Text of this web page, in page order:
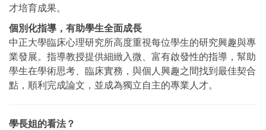
才培育成果。
個別化指導，有助學生全面成長
中正大學臨床心理研究所高度重視每位學生的研究興趣與專
業發展。指導教授提供細緻入微、富有啟發性的指導，幫助
學生在學術思考、臨床實務，與個人興趣之間找到最佳契合
點，順利完成論文，並成為獨立自主的專業人才。
學長姐的看法？